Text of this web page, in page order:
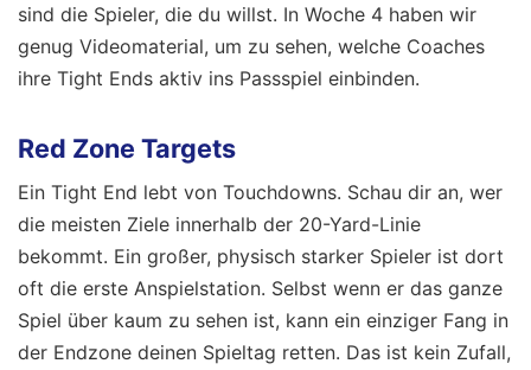
sind die Spieler, die du willst. In Woche 4 haben wir
genug Videomaterial, um zu sehen, welche Coaches
ihre Tight Ends aktiv ins Passspiel einbinden.
Red Zone Targets
Ein Tight End lebt von Touchdowns. Schau dir an, wer
die meisten Ziele innerhalb der 20-Yard-Linie
bekommt. Ein großer, physisch starker Spieler ist dort
oft die erste Anspielstation. Selbst wenn er das ganze
Spiel über kaum zu sehen ist, kann ein einziger Fang in
der Endzone deinen Spieltag retten. Das ist kein Zufall,